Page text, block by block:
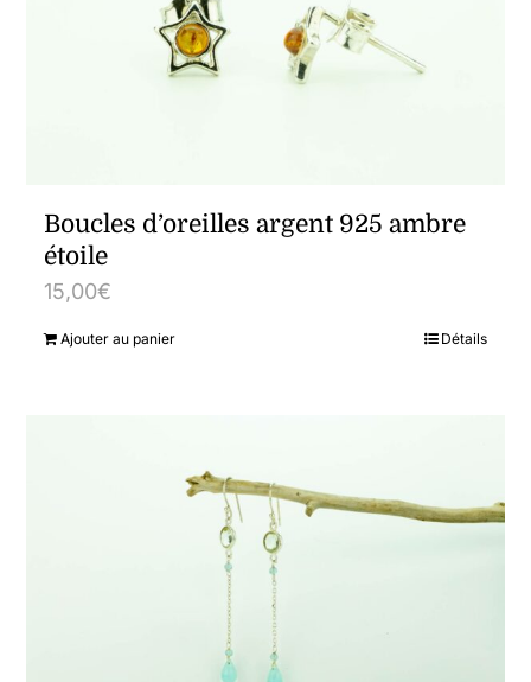
Boucles d’oreilles argent 925 ambre
étoile
15,00€
Ajouter au panier Détails